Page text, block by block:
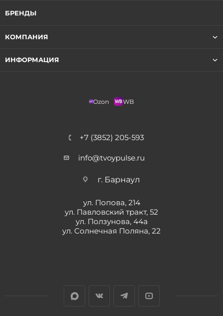
БРЕНДЫ
КОМПАНИЯ
ИНФОРМАЦИЯ
Ozon WB
+7 (3852) 205-593
info@tvoypulse.ru
г. Барнаул
ул. Попова, 214
ул. Павловский тракт, 52
ул. Ползунова, 44а
ул. Солнечная Поляна, 22